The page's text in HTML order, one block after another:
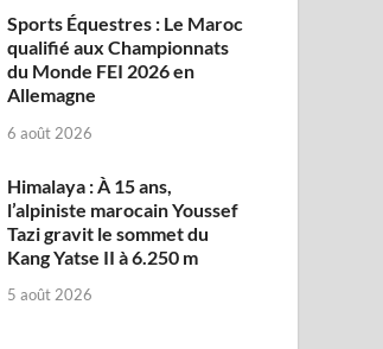
Sports Équestres : Le Maroc
qualifié aux Championnats
du Monde FEI 2026 en
Allemagne
6 août 2026
Himalaya : À 15 ans,
l’alpiniste marocain Youssef
Tazi gravit le sommet du
Kang Yatse II à 6.250 m
5 août 2026